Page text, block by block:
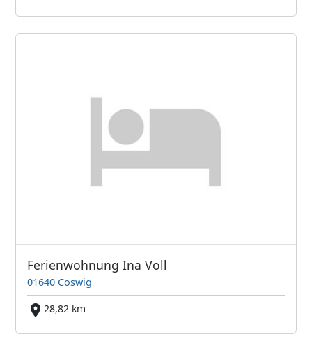
Ferienwohnung Ina Voll
01640 Coswig
28,82 km